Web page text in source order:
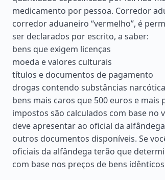
medicamento por pessoa. Corredor
corredor aduaneiro “vermelho”, é
ser declarados por escrito, a saber:
bens que exigem licenças
moeda e valores culturais
títulos e documentos de pagamento
drogas contendo substâncias
bens mais caros que 500 euros e mais
impostos são calculados com base no
deve apresentar ao oficial da
outros documentos disponíveis. Se
oficiais da alfândega terão que
com base nos preços de bens